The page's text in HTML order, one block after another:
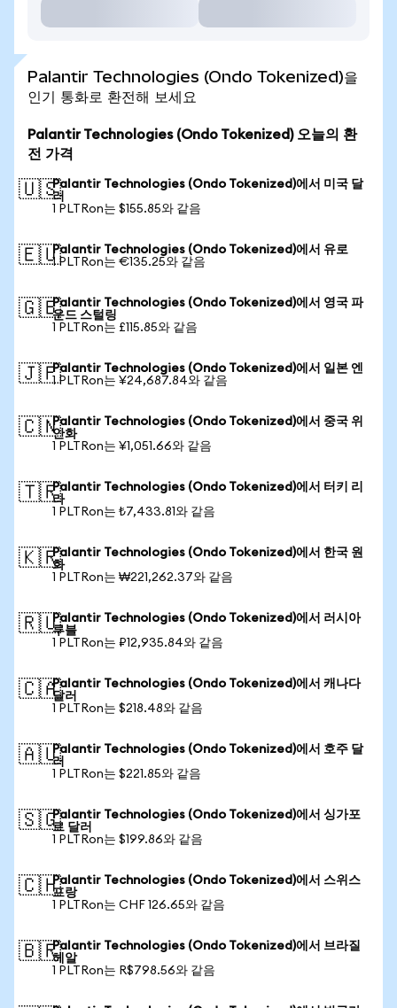
Palantir Technologies (Ondo Tokenized)을
인기 통화로 환전해 보세요
Palantir Technologies (Ondo Tokenized) 오늘의 환
전 가격
🇺🇸Palantir Technologies (Ondo Tokenized)에서 미국 달
러
1 PLTRon는 $155.85와 같음
🇪🇺Palantir Technologies (Ondo Tokenized)에서 유로
1 PLTRon는 €135.25와 같음
🇬🇧Palantir Technologies (Ondo Tokenized)에서 영국 파
운드 스털링
1 PLTRon는 £115.85와 같음
🇯🇵Palantir Technologies (Ondo Tokenized)에서 일본 엔
1 PLTRon는 ¥24,687.84와 같음
🇨🇳Palantir Technologies (Ondo Tokenized)에서 중국 위
안화
1 PLTRon는 ¥1,051.66와 같음
🇹🇷Palantir Technologies (Ondo Tokenized)에서 터키 리
라
1 PLTRon는 ₺7,433.81와 같음
🇰🇷Palantir Technologies (Ondo Tokenized)에서 한국 원
화
1 PLTRon는 ₩221,262.37와 같음
🇷🇺Palantir Technologies (Ondo Tokenized)에서 러시아
루블
1 PLTRon는 ₽12,935.84와 같음
🇨🇦Palantir Technologies (Ondo Tokenized)에서 캐나다
달러
1 PLTRon는 $218.48와 같음
🇦🇺Palantir Technologies (Ondo Tokenized)에서 호주 달
러
1 PLTRon는 $221.85와 같음
🇸🇬Palantir Technologies (Ondo Tokenized)에서 싱가포
르 달러
1 PLTRon는 $199.86와 같음
🇨🇭Palantir Technologies (Ondo Tokenized)에서 스위스
프랑
1 PLTRon는 CHF 126.65와 같음
🇧🇷Palantir Technologies (Ondo Tokenized)에서 브라질
헤알
1 PLTRon는 R$798.56와 같음